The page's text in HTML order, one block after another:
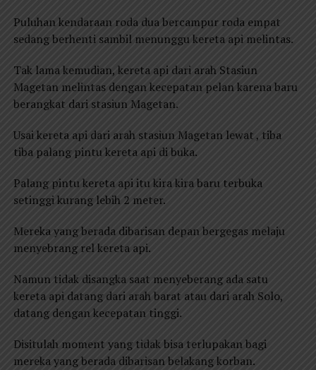
Puluhan kendaraan roda dua bercampur roda empat
sedang berhenti sambil menunggu kereta api melintas.
Tak lama kemudian, kereta api dari arah Stasiun
Magetan melintas dengan kecepatan pelan karena baru
berangkat dari stasiun Magetan.
Usai kereta api dari arah stasiun Magetan lewat , tiba
tiba palang pintu kereta api di buka.
Palang pintu kereta api itu kira kira baru terbuka
setinggi kurang lebih 2 meter.
Mereka yang berada dibarisan depan bergegas melaju
menyebrang rel kereta api.
Namun tidak disangka saat menyeberang ada satu
kereta api datang dari arah barat atau dari arah Solo,
datang dengan kecepatan tinggi.
Disitulah moment yang tidak bisa terlupakan bagi
mereka yang berada dibarisan belakang korban.